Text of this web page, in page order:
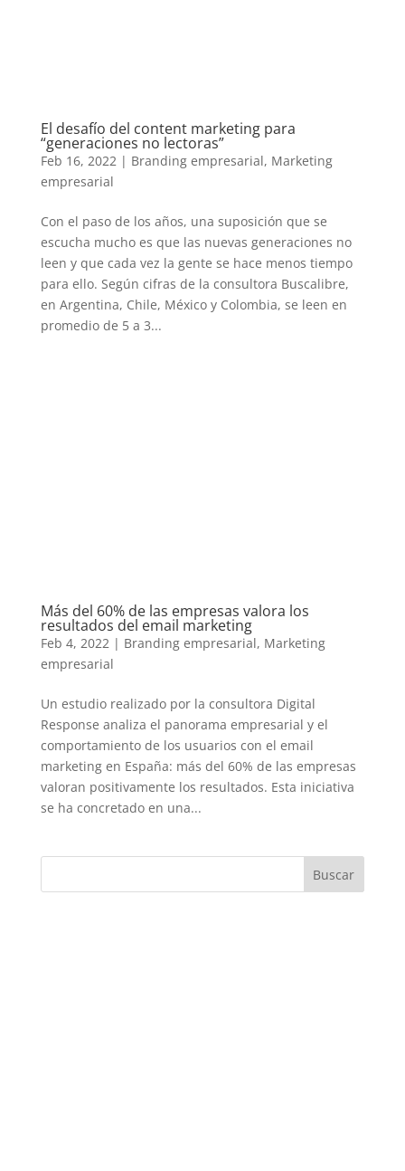
El desafío del content marketing para
“generaciones no lectoras”
Feb 16, 2022| Branding empresarial, Marketing
empresarial
Con el paso de los años, una suposición que se
escucha mucho es que las nuevas generaciones no
leen y que cada vez la gente se hace menos tiempo
para ello. Según cifras de la consultora Buscalibre,
en Argentina, Chile, México y Colombia, se leen en
promedio de 5 a 3...
Más del 60% de las empresas valora los
resultados del email marketing
Feb 4, 2022| Branding empresarial, Marketing
empresarial
Un estudio realizado por la consultora Digital
Response analiza el panorama empresarial y el
comportamiento de los usuarios con el email
marketing en España: más del 60% de las empresas
valoran positivamente los resultados. Esta iniciativa
se ha concretado en una...